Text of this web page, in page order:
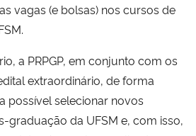
vagas (e bolsas) nos cursos de
a PRPGP, em conjunto com os
extraordinário, de forma
possível selecionar novos
graduação da UFSM e, com isso,